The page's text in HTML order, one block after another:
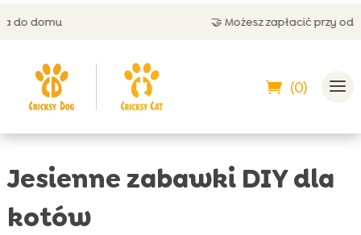
🤝 Możesz zapłacić przy odbiorze
(0)
Jesienne zabawki DIY dla
kotów